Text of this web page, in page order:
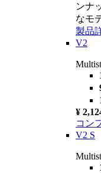
ンナ
なモ
製品
V2
¥
コン
V2 S